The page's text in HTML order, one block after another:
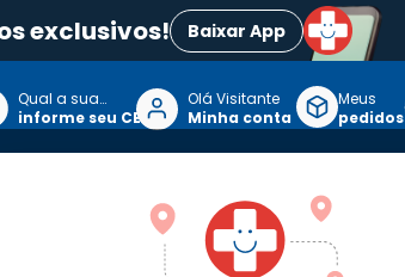
exclusivos! Baixar App
Qual a sua
localização?
informe seu CEP
Olá Visitante
Minha conta
Meus
pedidos